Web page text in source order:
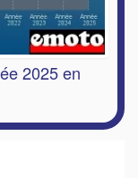
2025 en